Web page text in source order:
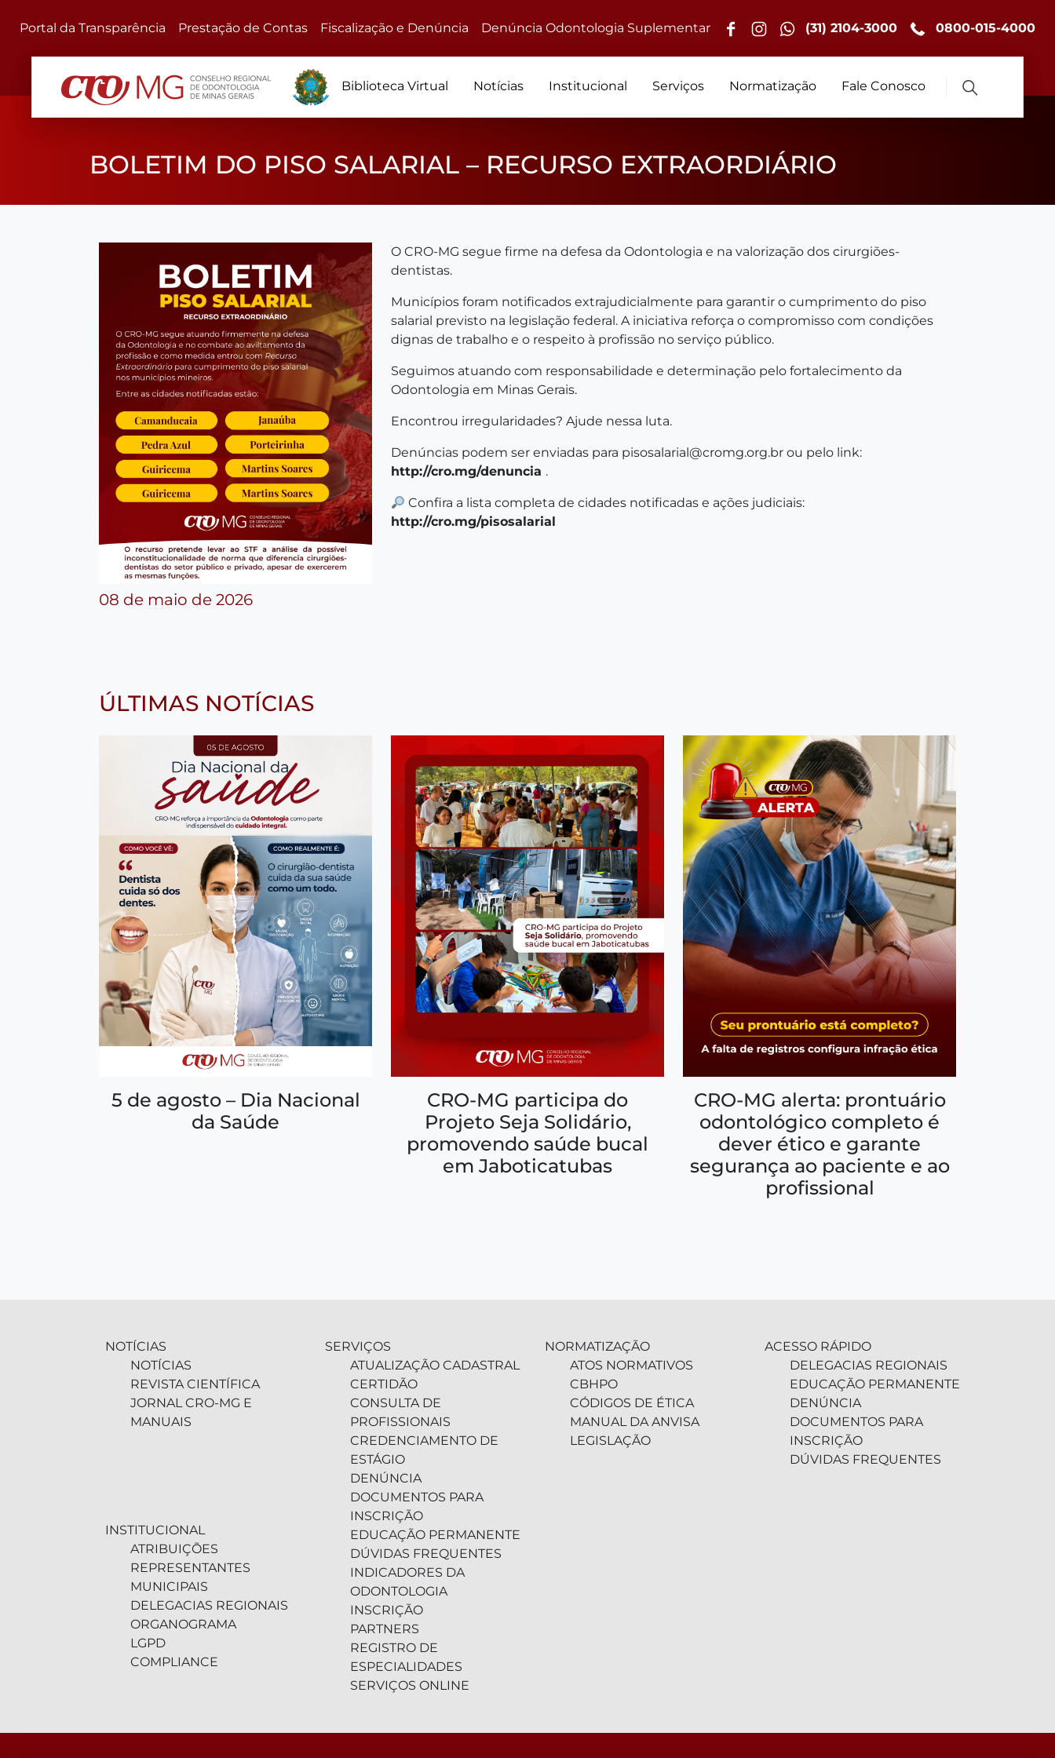
Portal da Transparência Prestação de Contas Fiscalização e Denúncia Denúncia Odontologia Suplementar (31) 2104-3000 0800-015-4000
Biblioteca Virtual Notícias Institucional Serviços Normatização Fale Conosco
BOLETIM DO PISO SALARIAL – RECURSO EXTRAORDIÁRIO
08 de maio de 2026
O CRO-MG segue firme na defesa da Odontologia e na valorização dos cirurgiões-
dentistas.
Municípios foram notificados extrajudicialmente para garantir o cumprimento do piso
salarial previsto na legislação federal. A iniciativa reforça o compromisso com condições
dignas de trabalho e o respeito à profissão no serviço público.
Seguimos atuando com responsabilidade e determinação pelo fortalecimento da
Odontologia em Minas Gerais.
Encontrou irregularidades? Ajude nessa luta.
Denúncias podem ser enviadas para pisosalarial@cromg.org.br ou pelo link:
http://cro.mg/denuncia .
Confira a lista completa de cidades notificadas e ações judiciais:
http://cro.mg/pisosalarial
ÚLTIMAS NOTÍCIAS
5 de agosto – Dia Nacional
da Saúde
CRO-MG participa do
Projeto Seja Solidário,
promovendo saúde bucal
em Jaboticatubas
CRO-MG alerta: prontuário
odontológico completo é
dever ético e garante
segurança ao paciente e ao
profissional
NOTÍCIAS
NOTÍCIAS
REVISTA CIENTÍFICA
JORNAL CRO-MG E
MANUAIS
INSTITUCIONAL
ATRIBUIÇÕES
REPRESENTANTES
MUNICIPAIS
DELEGACIAS REGIONAIS
ORGANOGRAMA
LGPD
COMPLIANCE
SERVIÇOS
ATUALIZAÇÃO CADASTRAL
CERTIDÃO
CONSULTA DE
PROFISSIONAIS
CREDENCIAMENTO DE
ESTÁGIO
DENÚNCIA
DOCUMENTOS PARA
INSCRIÇÃO
EDUCAÇÃO PERMANENTE
DÚVIDAS FREQUENTES
INDICADORES DA
ODONTOLOGIA
INSCRIÇÃO
PARTNERS
REGISTRO DE
ESPECIALIDADES
SERVIÇOS ONLINE
NORMATIZAÇÃO
ATOS NORMATIVOS
CBHPO
CÓDIGOS DE ÉTICA
MANUAL DA ANVISA
LEGISLAÇÃO
ACESSO RÁPIDO
DELEGACIAS REGIONAIS
EDUCAÇÃO PERMANENTE
DENÚNCIA
DOCUMENTOS PARA
INSCRIÇÃO
DÚVIDAS FREQUENTES